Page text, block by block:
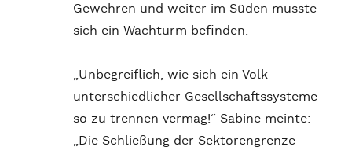
Gewehren und weiter im Süden musste
sich ein Wachturm befinden.
„Unbegreiflich, wie sich ein Volk
unterschiedlicher Gesellschaftssysteme
so zu trennen vermag!“ Sabine meinte:
„Die Schließung der Sektorengrenze